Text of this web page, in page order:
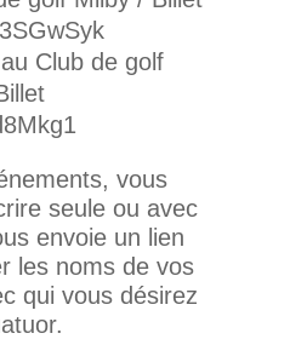
Club de golf
vous
seule ou avec
envoie un lien
les noms de vos
qui vous désirez